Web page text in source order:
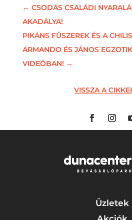
← CSODÁS CSALÁDI
AKADÁLYA!
PIKÁNS FŰSZEREK ÉS A
ARMANDO ÉS JÁNOS
VIDEÓBAN! →
VISSZA A
Üzletek